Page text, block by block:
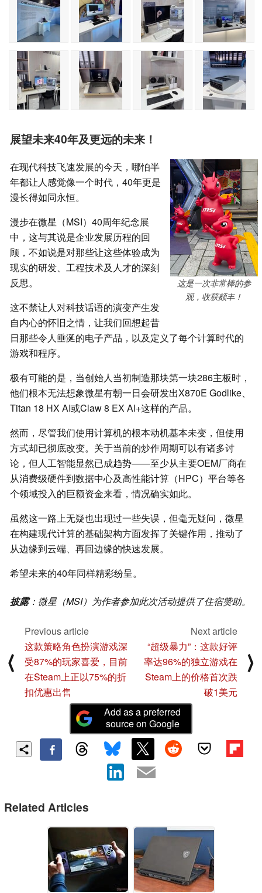
展望未来40年及更远的未来！
这是一次非常棒的参
观，收获颇丰！
在现代科技飞速发展的今天，哪怕半
年都让人感觉像一个时代，40年更是
漫长得如同永恒。
漫步在微星（MSI）40周年纪念展
中，这与其说是企业发展历程的回
顾，不如说是对那些让这些体验成为
现实的研发、工程技术及人才的深刻
反思。
这不禁让人对科技话语的演变产生发
自内心的怀旧之情，让我们回想起昔
日那些令人垂涎的电子产品，以及定义了每个计算时代的
游戏和程序。
极有可能的是，当创始人当初制造那块第一块286主板时，
他们根本无法想象微星有朝一日会研发出X870E Godlike、
Titan 18 HX AI或Claw 8 EX AI+这样的产品。
然而，尽管我们使用计算机的根本动机基本未变，但使用
方式却已彻底改变。关于当前的炒作周期可以有诸多讨
论，但人工智能显然已成趋势——至少从主要OEM厂商在
从消费级硬件到数据中心及高性能计算（HPC）平台等各
个领域投入的巨额资金来看，情况确实如此。
虽然这一路上无疑也出现过一些失误，但毫无疑问，微星
在构建现代计算的基础架构方面发挥了关键作用，推动了
从边缘到云端、再回边缘的快速发展。
希望未来的40年同样精彩纷呈。
披露：微星（MSI）为作者参加此次活动提供了住宿赞助。
⟨
Previous article
这款策略角色扮演游戏深
受87%的玩家喜爱，目前
在Steam上正以75%的折
扣优惠出售
Next article
“超级暴力”：这款好评
率达96%的独立游戏在
Steam上的价格首次跌
破1美元
⟩
Add as a preferred
source on Google
Related Articles